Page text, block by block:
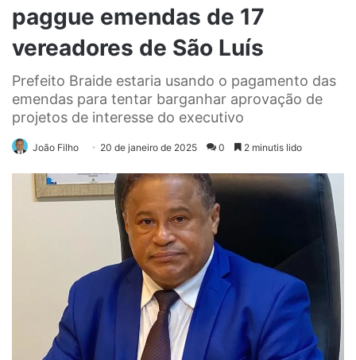
paggue emendas de 17
vereadores de São Luís
Prefeito Braide estaria usando o pagamento das
emendas para tentar barganhar aprovação de
projetos de interesse do executivo
João Filho 20 de janeiro de 2025 0 2 minutis lido